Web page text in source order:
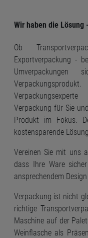
Wir haben die Lösung
Ob
Exportverpackung -
Verpackung für Sie
Produkt im Fokus.
kostensparende
Vereinen Sie mit uns
dass Ihre Ware
ansprechendem
Verpackung ist nicht
richtige
Maschine auf der
Weinflasche als